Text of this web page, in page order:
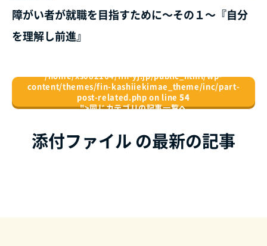
障がい者が就職を目指すために～その１～『自分
を理解し前進』
/home/xs082164/fin-yj.jp/public_html/wp-
content/themes/fin-kashiiekimae_theme/inc/part-
post-related.php on line54
">同じカテゴリの記事⼀覧へ
添付ファイル の最新の記事